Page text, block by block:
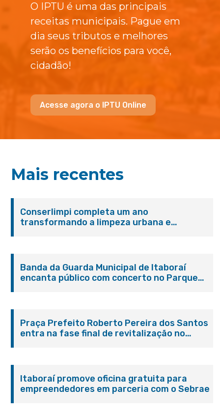
O IPTU é uma das principais
receitas municipais. Pague em
dia seus tributos e melhores
serão os benefícios para você,
cidadão!
Acesse agora o IPTU Online
Mais recentes
Conserlimpi completa um ano
transformando a limpeza urbana e
Banda da Guarda Municipal de Itaboraí
encanta público com concerto no Parque
Praça Prefeito Roberto Pereira dos Santos
entra na fase final de revitalização no
Itaboraí promove oficina gratuita para
empreendedores em parceria com o Sebrae